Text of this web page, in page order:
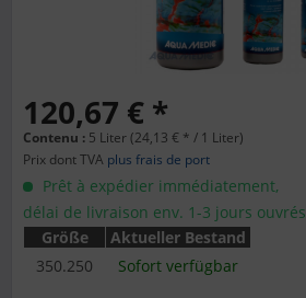
120,67 € *
Contenu : 5 Liter (24,13 € * / 1 Liter)
Prix dont TVA plus frais de port
Prêt à expédier immédiatement,
délai de livraison env. 1-3 jours ouvrés
Größe
Aktueller Bestand
350.250
Sofort verfügbar